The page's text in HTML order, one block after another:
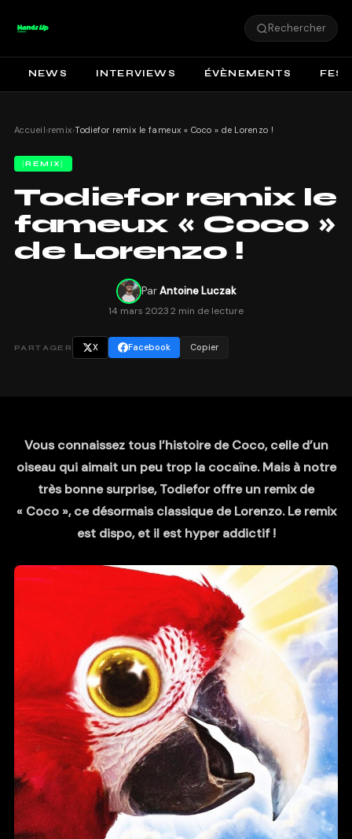
Rechercher
NEWS INTERVIEWS ÉVÈNEMENTS
Accueil›remix›Todiefor remix le fameux « Coco » de Lorenzo !
REMIX
Todiefor remix le
fameux « Coco »
de Lorenzo !
ParAntoine Luczak
14 mars 20232 min de lecture
PARTAGER X Facebook Copier
Vous connaissez tous l’histoire de Coco, celle d’un
oiseau qui aimait un peu trop la cocaïne. Mais à notre
très bonne surprise, Todiefor offre un remix de
« Coco », ce désormais classique de Lorenzo. Le remix
est dispo, et il est hyper addictif !